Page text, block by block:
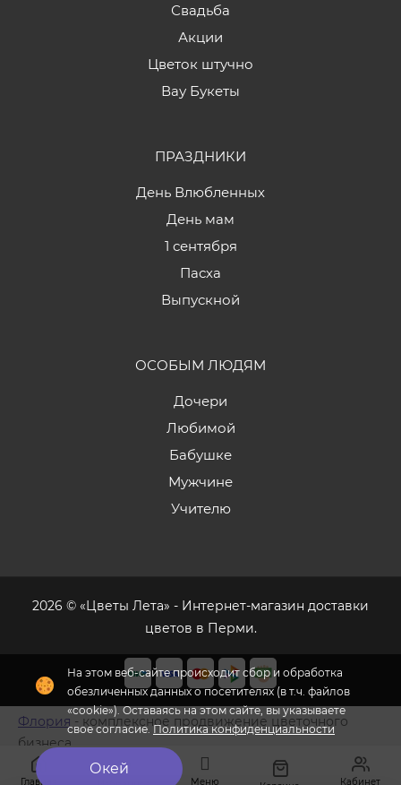
Главная Меню Кабинет
На этом веб-сайте происходит сбор и обработка
обезличенных данных о посетителях (в т.ч. файлов
«cookie»). Оставаясь на этом сайте, вы указываете
свое согласие.Политика конфиденциальности
Окей
Свадьба
Акции
Цветок штучно
Вау Букеты
ПРАЗДНИКИ
День Влюбленных
День мам
1 сентября
Пасха
Выпускной
ОСОБЫМ ЛЮДЯМ
Дочери
Любимой
Бабушке
Мужчине
Учителю
2026 © «Цветы Лета» - Интернет-магазин доставки
цветов в Перми.
Флория - комплексное продвижение цветочного
бизнеса